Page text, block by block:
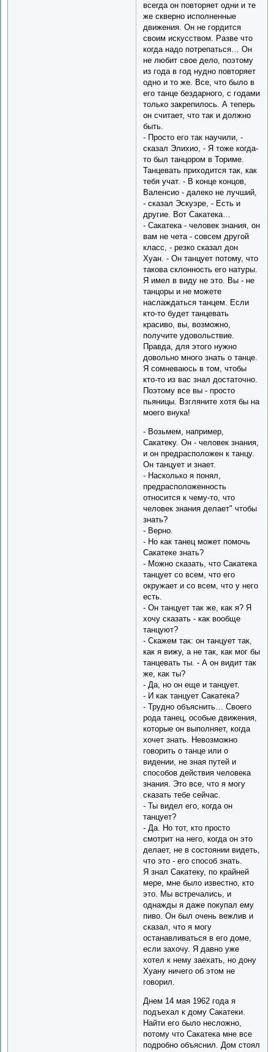
всегда он повторяет одни и те
же скверно исполненные
движения. Он не гордится
своим искусством. Разве что
когда надо потрепаться… Он
не любит свое дело, поэтому
из года в год нудно повторяет
одно и то же. Все, что было в
его танце бездарного, с годами
только закрепилось. А теперь
он считает, что так и должно
быть.
- Просто его так научили, -
сказал Элихио, - Я тоже когда-
то был танцором в Ториме.
Танцевать приходится так, как
тебя учат. - В конце концов,
Валенсио - далеко не лучший,
- сказал Эскуэре, - Есть и
другие. Вот Сакатека…
- Сакатека - человек знания, он
вам не чета - совсем другой
класс, - резко сказал дон
Хуан. - Он танцует потому, что
такова склонность его натуры.
Я имел в виду не это. Вы - не
танцоры и не можете
наслаждаться танцем. Если
кто-то будет танцевать
красиво, вы, возможно,
получите удовольствие.
Правда, для этого нужно
довольно много знать о танце.
Я сомневаюсь в том, чтобы
кто-то из вас знал достаточно.
Поэтому все вы - просто
пьяницы. Взгляните хотя бы на
моего внука!
- Возьмем, например,
Сакатеку. Он - человек знания,
и он предрасположен к танцу.
Он танцует и знает.
- Насколько я понял,
предрасположенность
относится к чему-то, что
человек знания делает" чтобы
знать?
- Верно.
- Но как танец может помочь
Сакатеке знать?
- Можно сказать, что Сакатека
танцует со всем, что его
окружает и со всем, что у него
есть.
- Он танцует так же, как я? Я
хочу сказать - как вообще
танцуют?
- Скажем так: он танцует так,
как я вижу, а не так, как мог бы
танцевать ты. - А он видит так
же, как ты?
- Да, но он еще и танцует.
- И как танцует Сакатека?
- Трудно объяснить… Своего
рода танец, особые движения,
которые он выполняет, когда
хочет знать. Невозможно
говорить о танце или о
видении, не зная путей и
способов действия человека
знания. Это все, что я могу
сказать тебе сейчас.
- Ты видел его, когда он
танцует?
- Да. Но тот, кто просто
смотрит на него, когда он это
делает, не в состоянии видеть,
что это - его способ знать.
Я знал Сакатеку, по крайней
мере, мне было известно, кто
это. Мы встречались, и
однажды я даже покупал ему
пиво. Он был очень вежлив и
сказал, что я могу
останавливаться в его доме,
если захочу. Я давно уже
хотел к нему заехать, но дону
Хуану ничего об этом не
говорил.
Днем 14 мая 1962 года я
подъехал к дому Сакатеки.
Найти его было несложно,
потому что Сакатека мне все
подробно объяснил. Дом стоял